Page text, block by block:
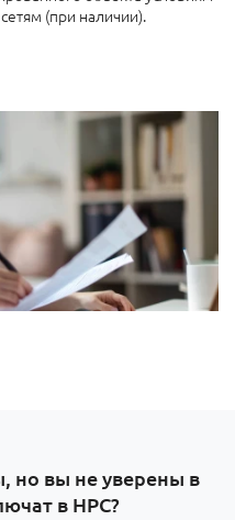
(при наличии).
но вы не уверены в
в НРС?